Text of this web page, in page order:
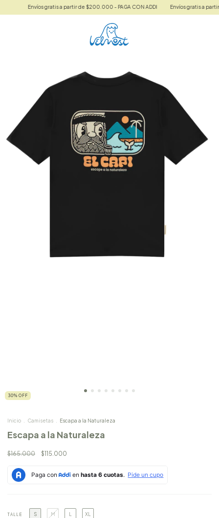
Envíos gratis a partir de $200.000 - PAGA CON ADDI Envíos gratis a partir de
30% OFF
Inicio Camisetas Escapa a la Naturaleza
Escapa a la Naturaleza
$165.000 $115.000
TALLE S M XL